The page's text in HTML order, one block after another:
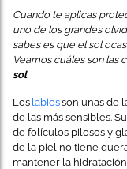
Cuando te aplicas
uno de los grandes
sabes es que el sol
Veamos cuáles son las
sol.
Los labiosson unas de
de las más sensibles.
de folículos pilosos y
de la piel no tiene
mantener la